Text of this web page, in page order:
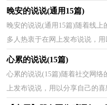
欠学历经验干他们理想职务，
晚安的说说(通用15篇)
晚安的说说(通用15篇)随着线
多人热衷于在网上发布说说，
心累的说说(15篇)
心累的说说(15篇)随着社交网
上发布说说，用以分享自己的
的呢？以下是小编精心整理的